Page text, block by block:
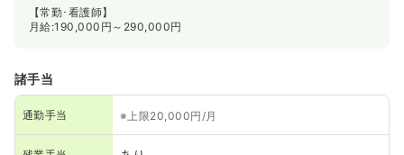
【常勤･看護師】
月給:190,000円～290,000円
諸手当
通勤手当 ※上限20,000円/月